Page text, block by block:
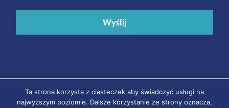
© 2026 GESTION - Dotacje unijne & doradztwo. Designed byEXPROMO
Ta strona korzysta z ciasteczek aby świadczyć usługi na
najwyższym poziomie. Dalsze korzystanie ze strony oznacza,